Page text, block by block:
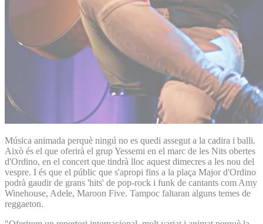
Música animada perquè ningú no es quedi assegut a la cadira i balli.
Això és el que oferirà el grup Yessemi en el marc de les Nits obertes
d'Ordino, en el concert que tindrà lloc aquest dimecres a les nou del
vespre. I és que el públic que s'apropi fins a la plaça Major d'Ordino
podrà gaudir de grans 'hits' de pop-rock i funk de cantants com Amy
Winehouse, Adele, Maroon Five. Tampoc faltaran alguns temes de
reggaeton.